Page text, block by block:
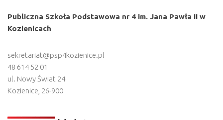
Publiczna Szkoła Podstawowa nr 4 im. Jana Pawła II w
Kozienicach
sekretariat@psp4kozienice.pl
48 614 52 01
ul. Nowy Świat 24
Kozienice 26-900